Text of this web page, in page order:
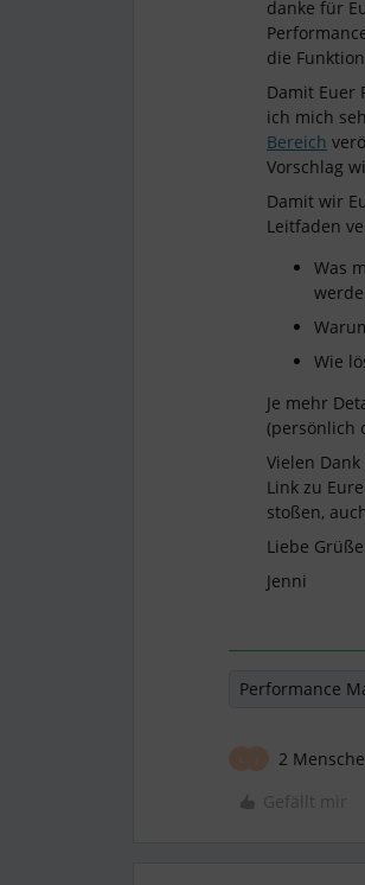
danke für
die
Damit Euer
ich mich
Bereich
Vorschlag
Damit wir
Leitfaden
Was
Wie
Je mehr
(persönlich
Vielen
Link zu
stoßen,
Liebe Grüße
Jenni
Performance
2
Gefällt mir